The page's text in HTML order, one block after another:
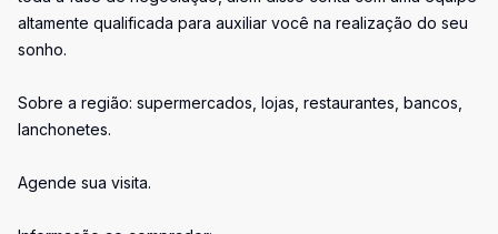
altamente qualificada para auxiliar você na realização do seu
sonho.
Sobre a região: supermercados, lojas, restaurantes, bancos,
lanchonetes.
Agende sua visita.